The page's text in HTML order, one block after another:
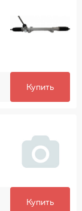
Купить
Купить